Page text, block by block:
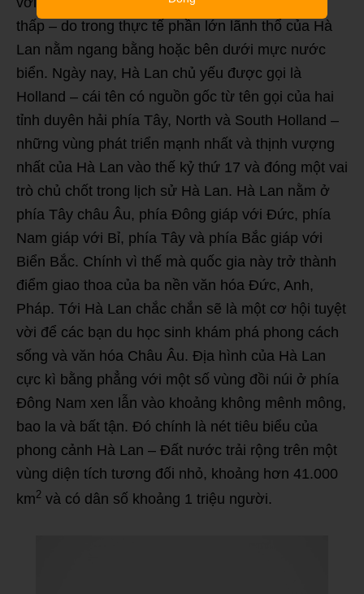
thấp – do trong thực tế phần lớn lãnh thổ của Hà
Lan nằm ngang bằng hoặc bên dưới mực nước
biển. Ngày nay, Hà Lan chủ yếu được gọi là
Holland – cái tên có nguồn gốc từ tên gọi của hai
tỉnh duyên hải phía Tây, North và South Holland –
những vùng phát triển mạnh nhất và thịnh vượng
nhất của Hà Lan vào thế kỷ thứ 17 và đóng một vai
trò chủ chốt trong lịch sử Hà Lan. Hà Lan nằm ở
phía Tây châu Âu, phía Đông giáp với Đức, phía
Nam giáp với Bỉ, phía Tây và phía Bắc giáp với
Biển Bắc. Chính vì thế mà quốc gia này trở thành
điểm giao thoa của ba nền văn hóa Đức, Anh,
Pháp. Tới Hà Lan chắc chắn sẽ là một cơ hội tuyệt
vời để các bạn du học sinh khám phá phong cách
sống và văn hóa Châu Âu. Địa hình của Hà Lan
cực kì bằng phẳng với một số vùng đồi núi ở phía
Đông Nam xen lẫn vào khoảng không mênh mông,
bao la và bất tận. Đó chính là nét tiêu biểu của
phong cảnh Hà Lan – Đất nước trải rộng trên một
vùng diện tích tương đối nhỏ, khoảng hơn 41.000
km2 và có dân số khoảng 1 triệu người.